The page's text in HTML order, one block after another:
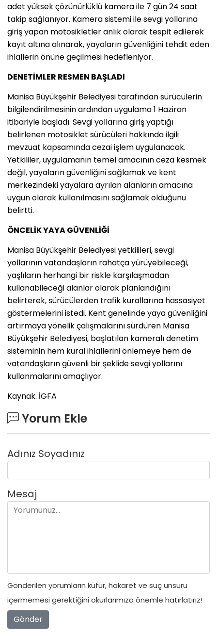
adet yüksek çözünürlüklü kamera ile 7 gün 24 saat
takip sağlanıyor. Kamera sistemi ile sevgi yollarına
giriş yapan motosikletler anlık olarak tespit edilerek
kayıt altına alınarak, yayaların güvenliğini tehdit eden
ihlallerin önüne geçilmesi hedefleniyor.
DENETİMLER RESMEN BAŞLADI
Manisa Büyükşehir Belediyesi tarafından sürücülerin
bilgilendirilmesinin ardından uygulama 1 Haziran
itibariyle başladı. Sevgi yollarına giriş yaptığı
belirlenen motosiklet sürücüleri hakkında ilgili
mevzuat kapsamında cezai işlem uygulanacak.
Yetkililer, uygulamanın temel amacının ceza kesmek
değil, yayaların güvenliğini sağlamak ve kent
merkezindeki yayalara ayrılan alanların amacına
uygun olarak kullanılmasını sağlamak olduğunu
belirtti.
ÖNCELİK YAYA GÜVENLİĞİ
Manisa Büyükşehir Belediyesi yetkilileri, sevgi
yollarının vatandaşların rahatça yürüyebileceği,
yaşlıların herhangi bir riskle karşılaşmadan
kullanabileceği alanlar olarak planlandığını
belirterek, sürücülerden trafik kurallarına hassasiyet
göstermelerini istedi. Kent genelinde yaya güvenliğini
artırmaya yönelik çalışmalarını sürdüren Manisa
Büyükşehir Belediyesi, başlatılan kameralı denetim
sisteminin hem kural ihlallerini önlemeye hem de
vatandaşların güvenli bir şeklide sevgi yollarını
kullanmalarını amaçlıyor.
Kaynak: İGFA
Yorum Ekle
Adınız Soyadınız
Mesaj
Gönderilen yorumların küfür, hakaret ve suç unsuru
içermemesi gerektiğini okurlarımıza önemle hatırlatırız!
Gönder